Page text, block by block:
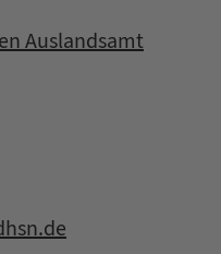
Auslandsamt
de